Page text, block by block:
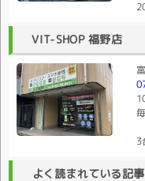
VIT-SHOP 福野店
3
よく読まれている記事